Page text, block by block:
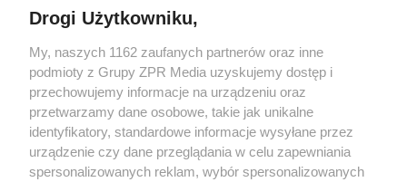
PŁYWANIE
ME w pływaniu. Sprawdź
które miejsce zajęła Polka w
Drogi Użytkowniku,
My, naszych 1162 zaufanych partnerów oraz inne
podmioty z Grupy ZPR Media uzyskujemy dostęp i
przechowujemy informacje na urządzeniu oraz
przetwarzamy dane osobowe, takie jak unikalne
identyfikatory, standardowe informacje wysyłane przez
urządzenie czy dane przeglądania w celu zapewniania
spersonalizowanych reklam, wybór spersonalizowanych